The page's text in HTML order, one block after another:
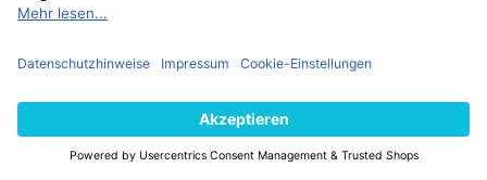
Pokemon Sword &
- box z 36 saszetki
WYPRZEDANE